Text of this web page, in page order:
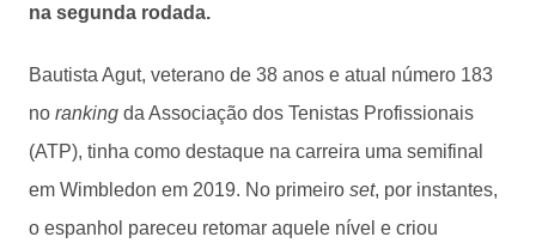
na segunda rodada.
Bautista Agut, veterano de 38 anos e atual número 183
no ranking da Associação dos Tenistas Profissionais
(ATP), tinha como destaque na carreira uma semifinal
em Wimbledon em 2019. No primeiro set, por instantes,
o espanhol pareceu retomar aquele nível e criou